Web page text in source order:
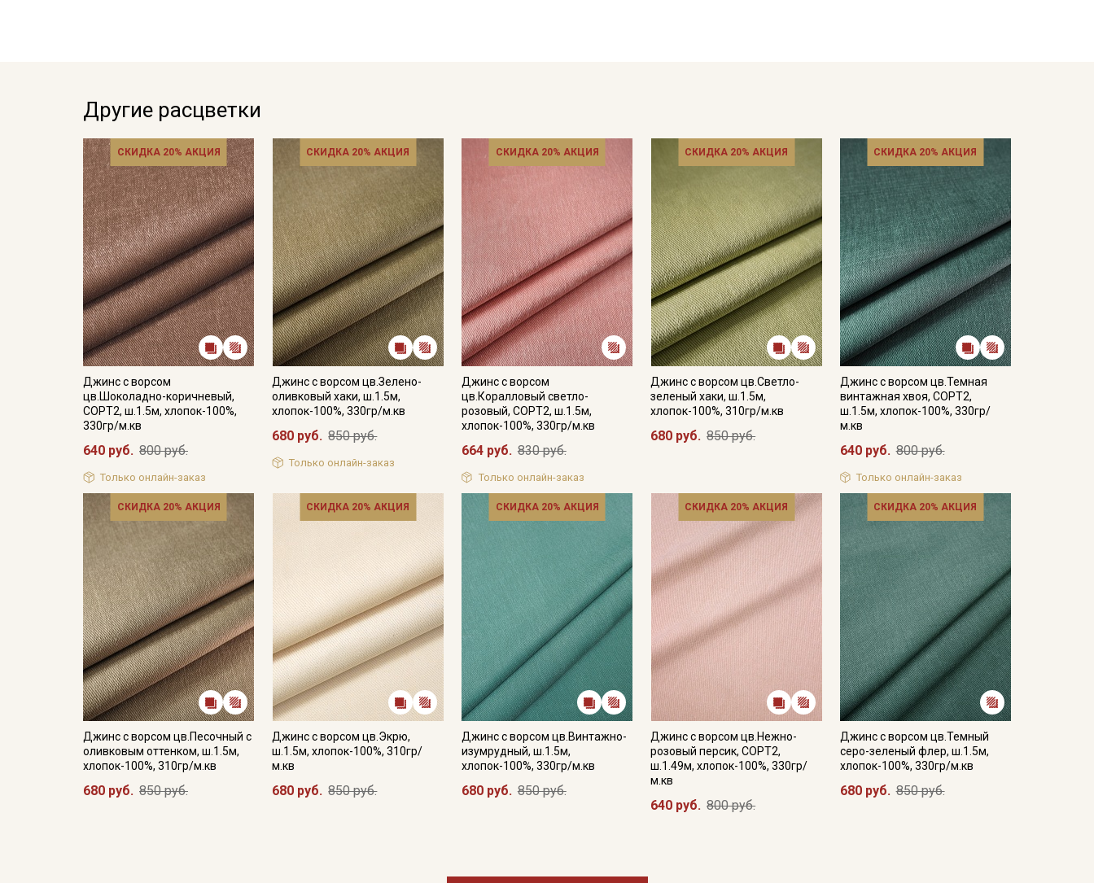
Другие расцветки
СКИДКА 20% АКЦИЯ
Джинс с ворсом
цв.Шоколадно-коричневый,
СОРТ2, ш.1.5м, хлопок-100%,
330гр/м.кв
640 руб. 800 руб.
Только онлайн-заказ
СКИДКА 20% АКЦИЯ
Джинс с ворсом цв.Зелено-
оливковый хаки, ш.1.5м,
хлопок-100%, 330гр/м.кв
680 руб. 850 руб.
Только онлайн-заказ
СКИДКА 20% АКЦИЯ
Джинс с ворсом
цв.Коралловый светло-
розовый, СОРТ2, ш.1.5м,
хлопок-100%, 330гр/м.кв
664 руб. 830 руб.
Только онлайн-заказ
СКИДКА 20% АКЦИЯ
Джинс с ворсом цв.Светло-
зеленый хаки, ш.1.5м,
хлопок-100%, 310гр/м.кв
680 руб. 850 руб.
СКИДКА 20% АКЦИЯ
Джинс с ворсом цв.Темная
винтажная хвоя, СОРТ2,
ш.1.5м, хлопок-100%, 330гр/
м.кв
640 руб. 800 руб.
Только онлайн-заказ
СКИДКА 20% АКЦИЯ
Джинс с ворсом цв.Песочный с
оливковым оттенком, ш.1.5м,
хлопок-100%, 310гр/м.кв
680 руб. 850 руб.
СКИДКА 20% АКЦИЯ
Джинс с ворсом цв.Экрю,
ш.1.5м, хлопок-100%, 310гр/
м.кв
680 руб. 850 руб.
СКИДКА 20% АКЦИЯ
Джинс с ворсом цв.Винтажно-
изумрудный, ш.1.5м,
хлопок-100%, 330гр/м.кв
680 руб. 850 руб.
СКИДКА 20% АКЦИЯ
Джинс с ворсом цв.Нежно-
розовый персик, СОРТ2,
ш.1.49м, хлопок-100%, 330гр/
м.кв
640 руб. 800 руб.
СКИДКА 20% АКЦИЯ
Джинс с ворсом цв.Темный
серо-зеленый флер, ш.1.5м,
хлопок-100%, 330гр/м.кв
680 руб. 850 руб.
Секретная рассылка от
Купава
Мы публикуем здесь дополнительные
промокоды и скидки до 30% на узкие
категории тканей
Электронная почта
Подписаться